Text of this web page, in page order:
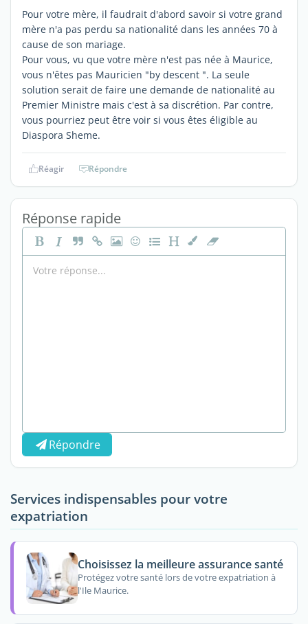
Pour votre mère, il faudrait d'abord savoir si votre grand
mère n'a pas perdu sa nationalité dans les années 70 à
cause de son mariage.
Pour vous, vu que votre mère n'est pas née à Maurice,
vous n'êtes pas Mauricien "by descent ". La seule
solution serait de faire une demande de nationalité au
Premier Ministre mais c'est à sa discrétion. Par contre,
vous pourriez peut être voir si vous êtes éligible au
Diaspora Sheme.
Réagir Répondre
Réponse rapide
Répondre
Services indispensables pour votre
expatriation
Choisissez la meilleure assurance santé
Protégez votre santé lors de votre expatriation à
l'Ile Maurice.